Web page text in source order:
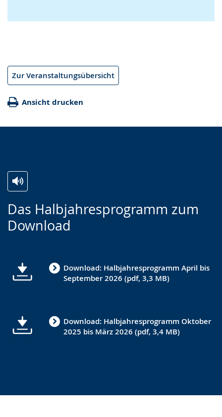
Zur Veranstaltungsübersicht
Ansicht drucken
Das Halbjahresprogramm zum
Download
Leichten
Sprache
Audio-
Unterstützung.
Video
in
wird
angezeigt.
Download: Halbjahresprogramm April bis
September 2026 (pdf, 3,3 MB)
Download: Halbjahresprogramm Oktober
2025 bis März 2026 (pdf, 3,4 MB)